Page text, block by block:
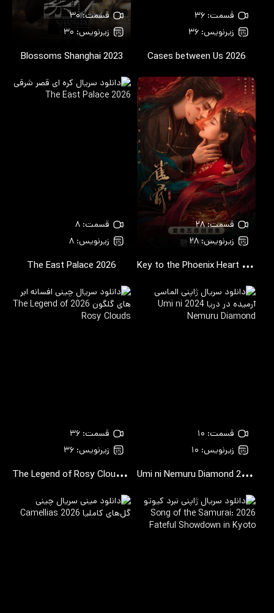
قسمت: ۳۶
زیرنویس: ۳۶
Cases between Us 2026
قسمت: ۳۰
زیرنویس: ۳۰
Blossoms Shanghai2023
قسمت: ۲۸
زیرنویس: ۲۸
K
ey to the Phoenix Heart
2026
قسمت: ۸
زیرنویس: ۸
The East Palace 2026
قسمت: ۱۰
زیرنویس: ۱۰
Umi ni Nemuru Diamond2024
قسمت: ۳۶
زیرنویس: ۳۶
T
he Legend of Rosy Clouds 2026